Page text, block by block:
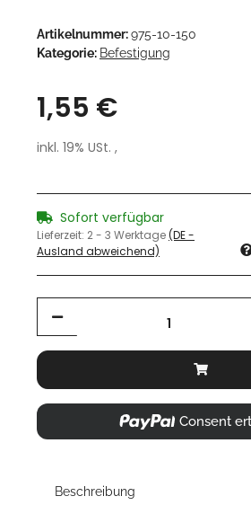
Artikelnummer:975-10-150
Kategorie: Befestigung
1,55 €
inkl. 19% USt. ,
Sofort verfügbar
Lieferzeit: 2 - 3 Werktage(DE -
Ausland abweichend)
Consent
Beschreibung